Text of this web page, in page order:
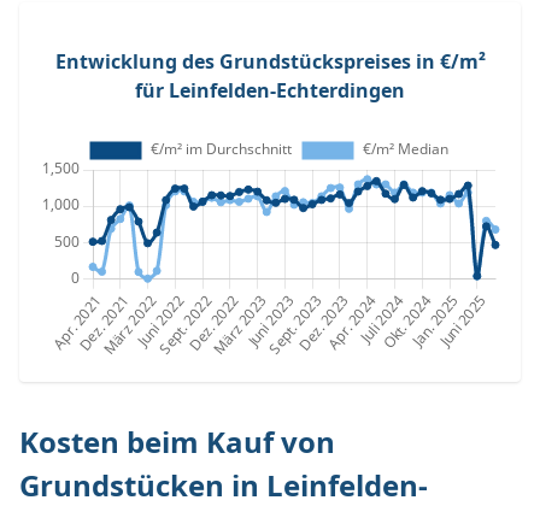
Entwicklung des Grundstückspreises in €/m²
für Leinfelden-Echterdingen
Kosten beim Kauf von
Grundstücken in Leinfelden-